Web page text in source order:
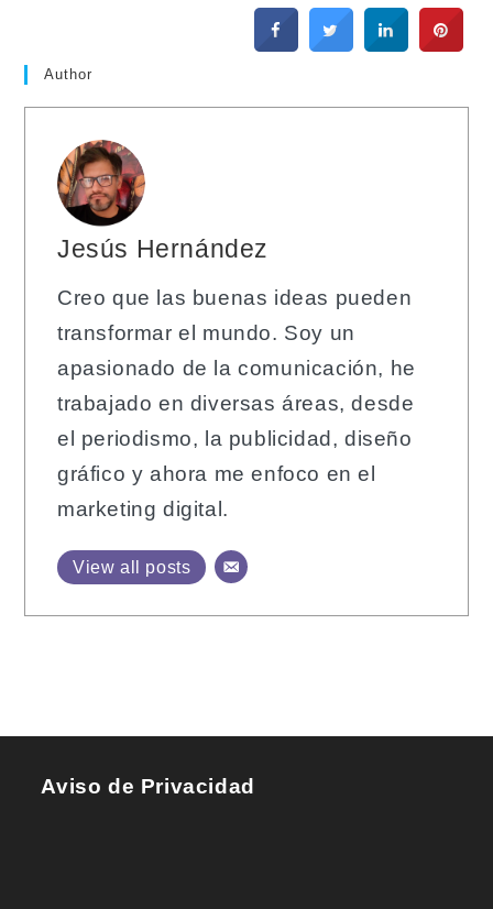
Author
Jesús Hernández
Creo que las buenas ideas pueden
transformar el mundo. Soy un
apasionado de la comunicación, he
trabajado en diversas áreas, desde
el periodismo, la publicidad, diseño
gráfico y ahora me enfoco en el
marketing digital.
View all posts
Aviso de Privacidad